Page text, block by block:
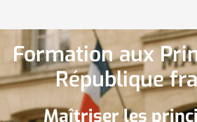
Formation aux
République
Maîtriser les